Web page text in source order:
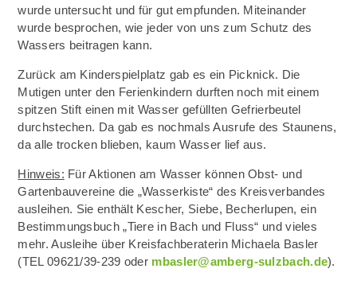
wurde untersucht und für gut empfunden. Miteinander
wurde besprochen, wie jeder von uns zum Schutz des
Wassers beitragen kann.
Zurück am Kinderspielplatz gab es ein Picknick. Die
Mutigen unter den Ferienkindern durften noch mit einem
spitzen Stift einen mit Wasser gefüllten Gefrierbeutel
durchstechen. Da gab es nochmals Ausrufe des Staunens,
da alle trocken blieben, kaum Wasser lief aus.
Hinweis: Für Aktionen am Wasser können Obst- und
Gartenbauvereine die „Wasserkiste“ des Kreisverbandes
ausleihen. Sie enthält Kescher, Siebe, Becherlupen, ein
Bestimmungsbuch „Tiere in Bach und Fluss“ und vieles
mehr. Ausleihe über Kreisfachberaterin Michaela Basler
(TEL 09621/39-239 oder mbasler@amberg-sulzbach.de).